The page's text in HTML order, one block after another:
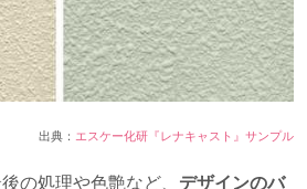
出典： エスケー化研『レナキャスト』サンプル
の処理や色艶など、 デザインのバ